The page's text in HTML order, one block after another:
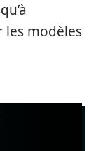
les modèles